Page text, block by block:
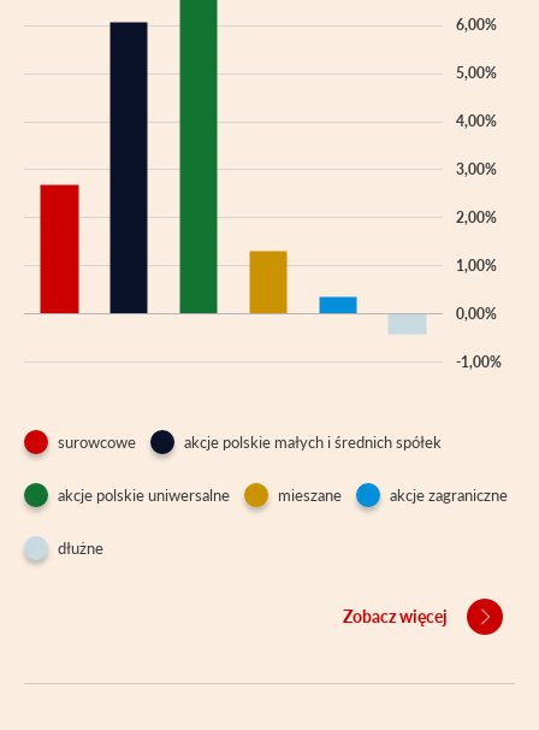
-1,00%
0,00%
1,00%
2,00%
3,00%
4,00%
5,00%
6,00%
surowcowe akcje polskie małych i średnich spółek
akcje polskie uniwersalne mieszane akcje zagraniczne
dłużne
Zobacz więcej